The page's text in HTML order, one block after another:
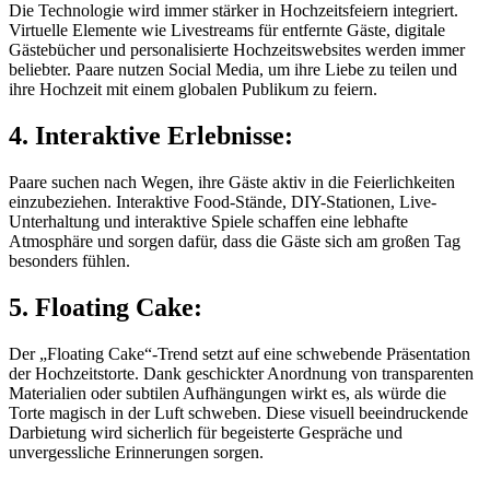
Die Technologie wird immer stärker in Hochzeitsfeiern integriert.
Virtuelle Elemente wie Livestreams für entfernte Gäste, digitale
Gästebücher und personalisierte Hochzeitswebsites werden immer
beliebter. Paare nutzen Social Media, um ihre Liebe zu teilen und
ihre Hochzeit mit einem globalen Publikum zu feiern.
4. Interaktive Erlebnisse:
Paare suchen nach Wegen, ihre Gäste aktiv in die Feierlichkeiten
einzubeziehen. Interaktive Food-Stände, DIY-Stationen, Live-
Unterhaltung und interaktive Spiele schaffen eine lebhafte
Atmosphäre und sorgen dafür, dass die Gäste sich am großen Tag
besonders fühlen.
5. Floating Cake:
Der „Floating Cake“-Trend setzt auf eine schwebende Präsentation
der Hochzeitstorte. Dank geschickter Anordnung von transparenten
Materialien oder subtilen Aufhängungen wirkt es, als würde die
Torte magisch in der Luft schweben. Diese visuell beeindruckende
Darbietung wird sicherlich für begeisterte Gespräche und
unvergessliche Erinnerungen sorgen.